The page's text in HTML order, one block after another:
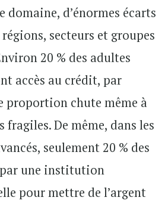
domaine, d’énormes écarts
secteurs et groupes
20 % des adultes
accès au crédit, par
proportion chute même à
fragiles. De même, dans les
seulement 20 % des
une institution
pour mettre de l’argent